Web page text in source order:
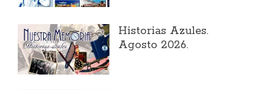
Historias Azules.
Agosto 2026.